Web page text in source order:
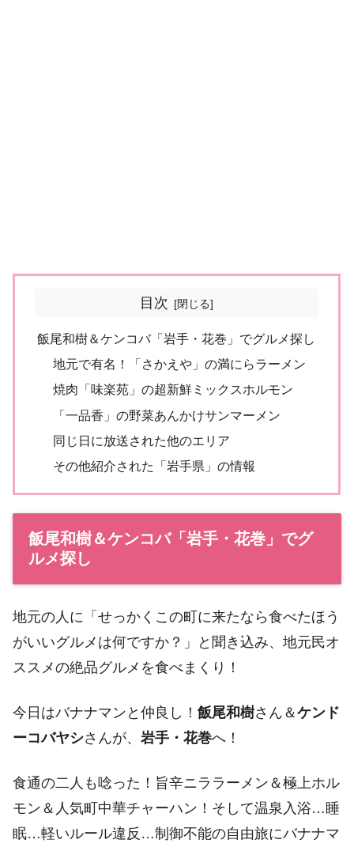
目次
飯尾和樹＆ケンコバ「岩手・花巻」でグルメ探し
地元で有名！「さかえや」の満にらラーメン
焼肉「味楽苑」の超新鮮ミックスホルモン
「一品香」の野菜あんかけサンマーメン
同じ日に放送された他のエリア
その他紹介された「岩手県」の情報
飯尾和樹＆ケンコバ「岩手・花巻」でグ
ルメ探し
地元の人に「せっかくこの町に来たなら食べたほう
がいいグルメは何ですか？」と聞き込み、地元民オ
ススメの絶品グルメを食べまくり！
今日はバナナマンと仲良し！ 飯尾和樹さん＆ケンド
ーコバヤシさんが、 岩手・花巻へ！
食通の二人も唸った！旨辛ニララーメン＆極上ホル
モン＆人気町中華チャーハン！そして温泉入浴…睡
眠…軽いルール違反…制御不能の自由旅にバナナマ